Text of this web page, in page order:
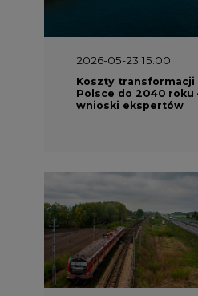
2026-05-23 15:00
Koszty
Polsce do 2040 roku
wnioski ekspertów